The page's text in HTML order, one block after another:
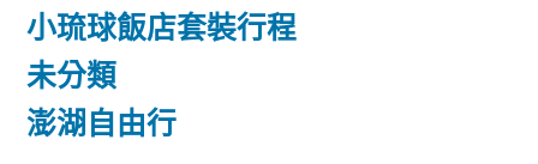
小琉球飯店套裝行程
未分類
澎湖自由行